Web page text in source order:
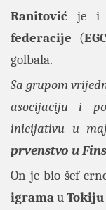
Ranitović je i
federacije (
golbala.
Sa grupom
asocijaciju i
inicijativu u
prvenstvo u
On je bio šef
igramauTokiju